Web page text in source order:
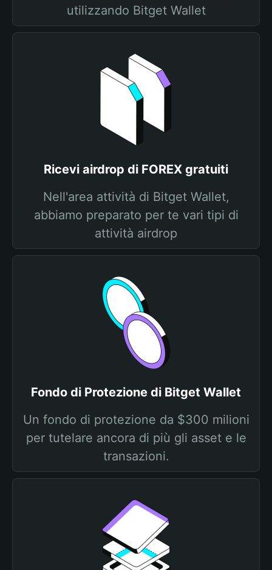
utilizzando Bitget Wallet
Ricevi airdrop di FOREX gratuiti
Nell'area attività di Bitget Wallet,
abbiamo preparato per te vari tipi di
attività airdrop
Fondo di Protezione di Bitget Wallet
Un fondo di protezione da $300 milioni
per tutelare ancora di più gli asset e le
transazioni.